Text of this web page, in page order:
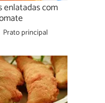
enlatadas com
Prato principal